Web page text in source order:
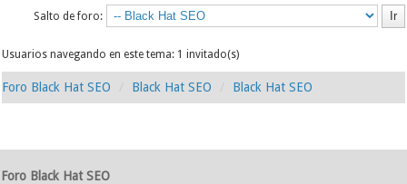
Salto de foro:
Usuarios navegando en este tema: 1 invitado(s)
Foro Black Hat SEO Black Hat SEO Black Hat SEO
Foro Black Hat SEO